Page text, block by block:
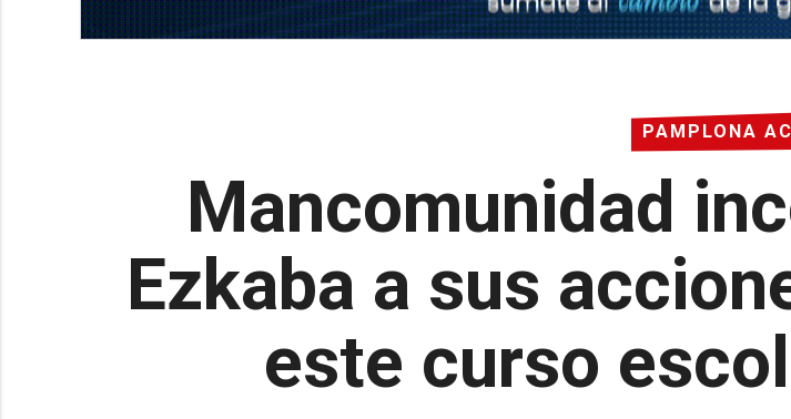
PAMPLONA
Mancomunidad
Ezkaba a sus
este curso